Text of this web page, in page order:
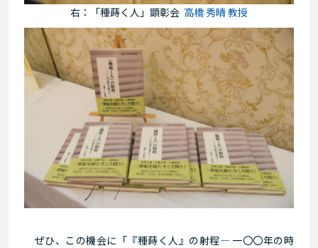
右：「種蒔く人」顕彰会 高橋 秀晴 教授
ぜひ、この機会に「『種蒔く人』の射程― 一〇〇年の時